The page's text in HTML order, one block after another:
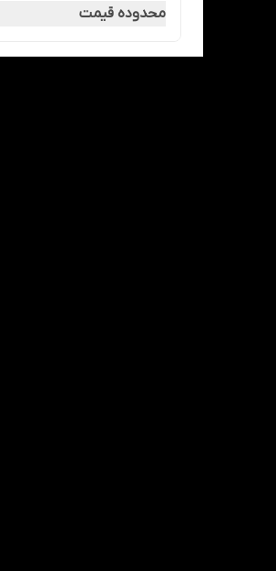
محدوده قیمت